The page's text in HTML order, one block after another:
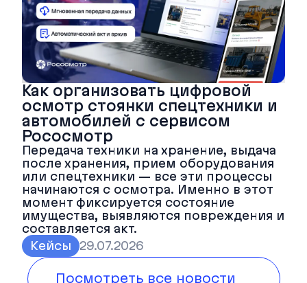
Как организовать цифровой
осмотр стоянки спецтехники и
автомобилей с сервисом
Рососмотр
Передача техники на хранение, выдача
после хранения, прием оборудования
или спецтехники — все эти процессы
начинаются с осмотра. Именно в этот
момент фиксируется состояние
имущества, выявляются повреждения и
составляется акт.
Кейсы
29.07.2026
Посмотреть все новости